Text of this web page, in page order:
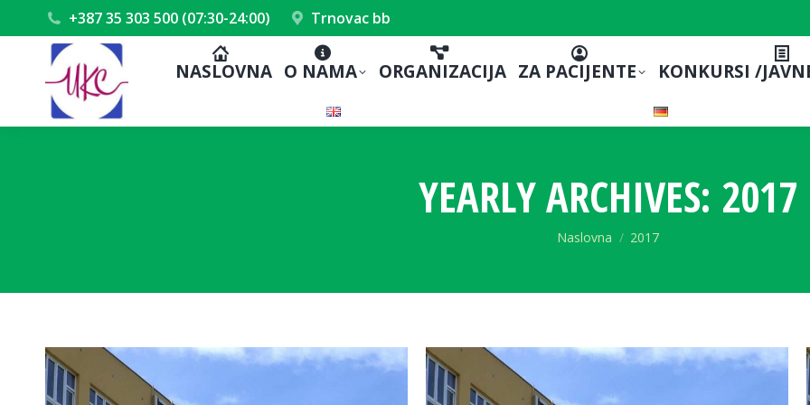
+387 35 303 500 (07:30-24:00) Trnovac bb
NASLOVNA O NAMA ORGANIZACIJA ZA PACIJENTE KONKURSI /
YEARLY ARCHIVES: 2017
You are here:
Naslovna 2017